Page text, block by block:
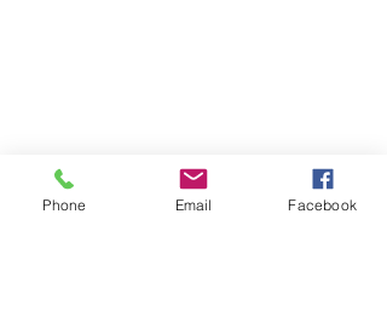
Phone Email Facebook